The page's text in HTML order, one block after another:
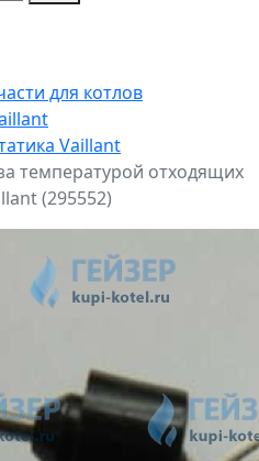
для котлов
Vaillant
температурой отходящих
(295552)